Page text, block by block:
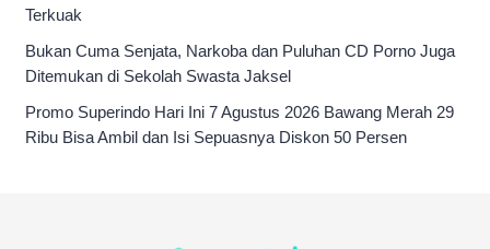
Terkuak
Bukan Cuma Senjata, Narkoba dan Puluhan CD Porno Juga
Ditemukan di Sekolah Swasta Jaksel
Promo Superindo Hari Ini 7 Agustus 2026 Bawang Merah 29
Ribu Bisa Ambil dan Isi Sepuasnya Diskon 50 Persen